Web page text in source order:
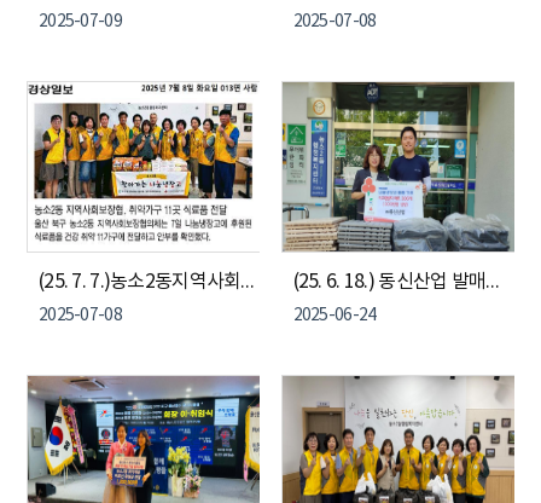
2025-07-09 2025-07-08
(25. 7. 7.)농소2동지역사회보장협의체, 찾아가는 나눔냉장고
2025-07-08
(25. 6. 18.) 동신산업 발매트 300개 기부
2025-06-24